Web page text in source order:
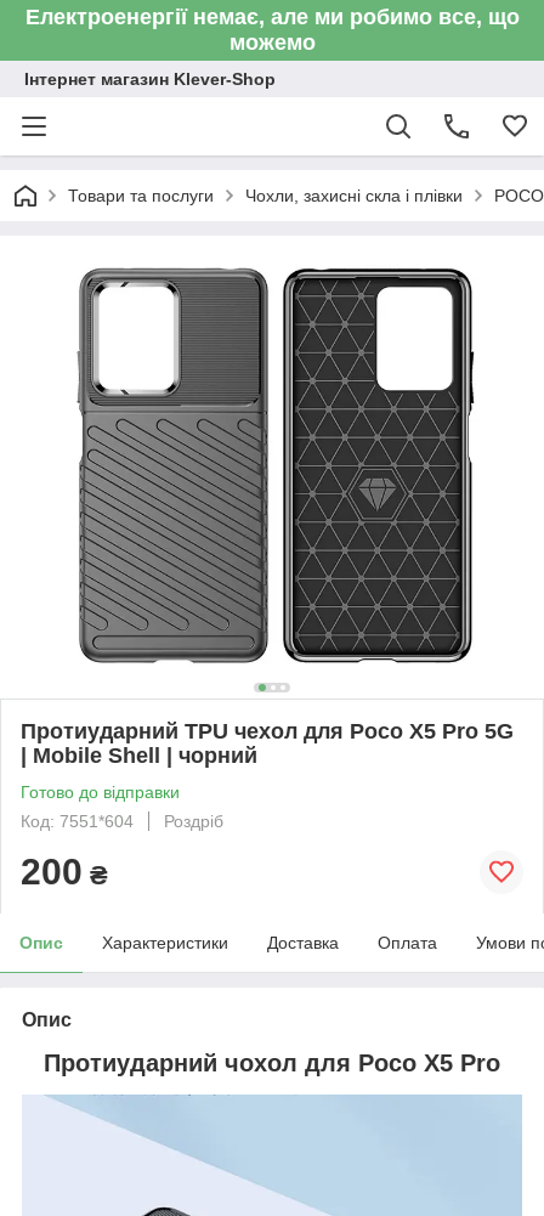
Електроенергії немає, але ми робимо все, що
можемо
Інтернет магазин Klever-Shop
Товари та послуги Чохли, захисні скла і плівки POCO
Протиударний TPU чехол для Poco X5 Pro 5G
| Mobile Shell | чорний
Готово до відправки
Код: 7551*604
Роздріб
200 ₴
Опис Характеристики Доставка Оплата Умови
Опис
Протиударний чохол для Poco X5 Pro